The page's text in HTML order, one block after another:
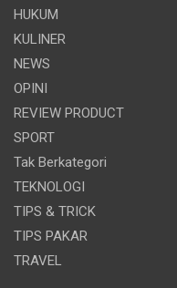
HUKUM
KULINER
NEWS
OPINI
REVIEW PRODUCT
SPORT
Tak Berkategori
TEKNOLOGI
TIPS & TRICK
TIPS PAKAR
TRAVEL